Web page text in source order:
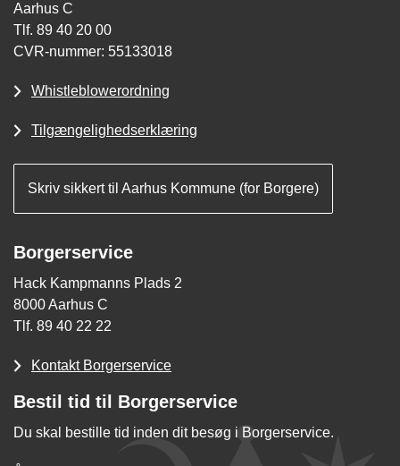
Aarhus C
Tlf. 89 40 20 00
CVR-nummer: 55133018
Whistleblowerordning
Tilgængelighedserklæring
Skriv sikkert til Aarhus Kommune (for Borgere)
Borgerservice
Hack Kampmanns Plads 2
8000 Aarhus C
Tlf. 89 40 22 22
Kontakt Borgerservice
Bestil tid til Borgerservice
Du skal bestille tid inden dit besøg i Borgerservice.